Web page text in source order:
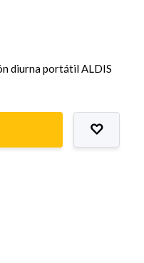
diurna portátil ALDIS